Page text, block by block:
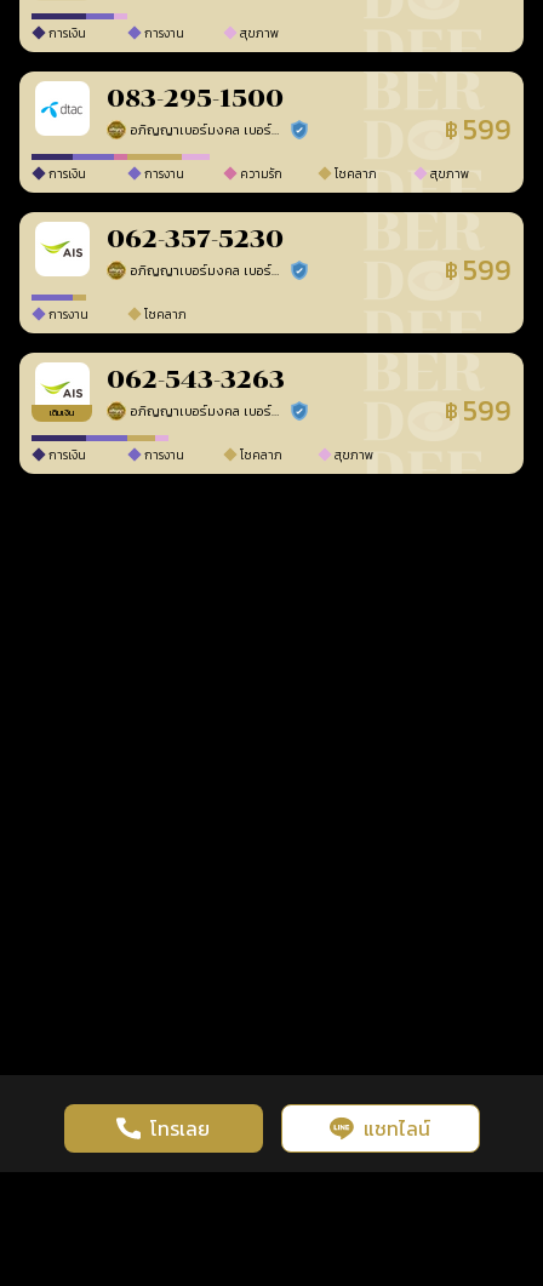
การเงิน การงาน สุขภาพ
083-295-1500
อภิญญาเบอร์มงคล เบอร์สวยเลขศาสตร์ ร้านยืนยันแล้ว ฿ 599
การเงิน การงาน ความรัก โชคลาภ สุขภาพ
062-357-5230
อภิญญาเบอร์มงคล เบอร์สวยเลขศาสตร์ ร้านยืนยันแล้ว ฿ 599
การงาน โชคลาภ
เติมเงิน
062-543-3263
อภิญญาเบอร์มงคล เบอร์สวยเลขศาสตร์ ร้านยืนยันแล้ว ฿ 599
การเงิน การงาน โชคลาภ สุขภาพ
โทรเลย แชทไลน์
เว็บไซต์นี้มีการใช้งานคุกกี้ เพื่อเพิ่มประสิทธิภาพและประสบการณ์ที่ดี
ในการใช้งานเว็บไซต์ นโยบายความเป็นส่วนตัว
รู้ก่อน พร้อมกว่า ทุกจังหวะชีวิต คลิกดูดวงฟรี